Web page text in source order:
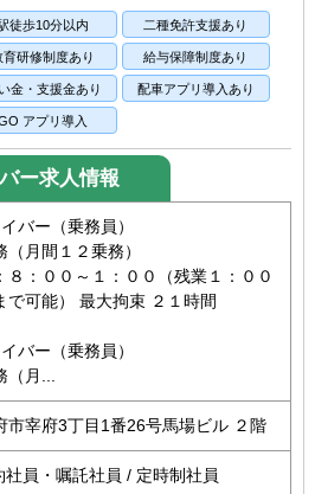
徒歩10分以内 二種免許支援あり
育研修制度あり 給与保障制度あり
金・支援金あり 配車アプリ導入あり
アプリ導入
ー求人情報
ー（乗務員）
月間１２乗務）
：００～１：００（残業１：００
で可能） 最大拘束 ２１時間
ー（乗務員）
月...
市宰府3丁目1番26号馬場ビル ２階
社員・嘱託社員 / 定時制社員